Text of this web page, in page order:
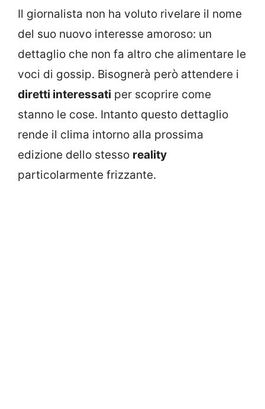
Il giornalista non ha voluto rivelare il nome
del suo nuovo interesse amoroso: un
dettaglio che non fa altro che alimentare le
voci di gossip. Bisognerà però attendere i
diretti interessati per scoprire come
stanno le cose. Intanto questo dettaglio
rende il clima intorno alla prossima
edizione dello stesso reality
particolarmente frizzante.